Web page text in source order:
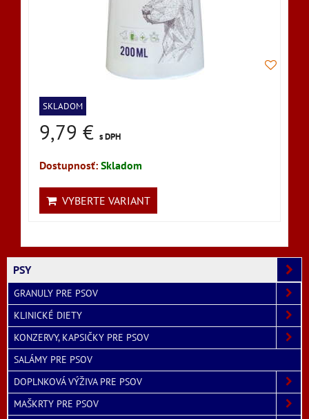
SKLADOM
9,79 € s DPH
Dostupnosť: Skladom
VYBERTE VARIANT
PSY
GRANULY PRE PSOV
KLINICKÉ DIETY
KONZERVY, KAPSIČKY PRE PSOV
SALÁMY PRE PSOV
DOPLNKOVÁ VÝŽIVA PRE PSOV
MAŠKRTY PRE PSOV